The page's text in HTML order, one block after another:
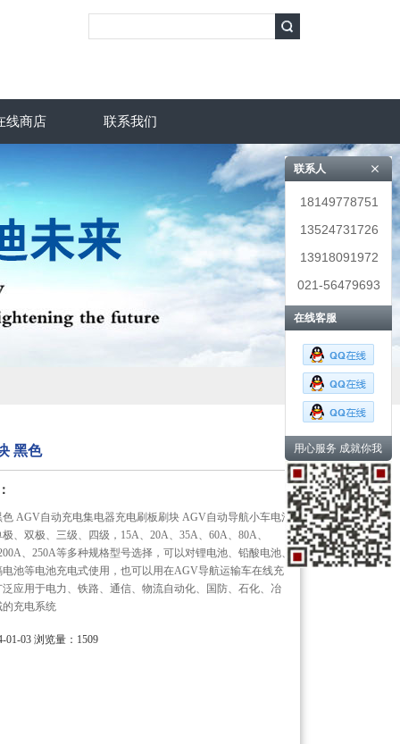
线商店 联系我们
黑色
色 AGV自动充电集电器充电刷板刷块 AGV自动导航小车电池
、双极、三级、四级，15A、20A、35A、60A、80A、
、250A等多种规格型号选择，可以对锂电池、铅酸电池、
池等电池充电式使用，也可以用在AGV导航运输车在线充
应用于电力、铁路、通信、物流自动化、国防、石化、冶
充电系统
01-03 浏览量：1509
联系人
18149778751
13524731726
13918091972
021-56479693
在线客服
用心服务 成就你我